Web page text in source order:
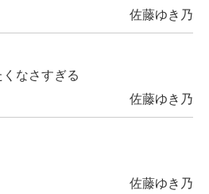
佐藤ゆき乃
なさすぎる
佐藤ゆき乃
佐藤ゆき乃